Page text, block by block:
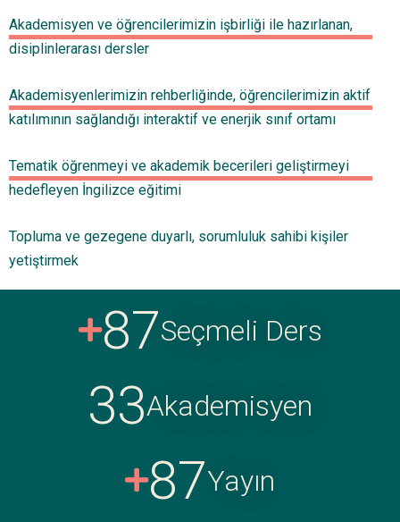
Akademisyen ve öğrencilerimizin işbirliği ile hazırlanan,
disiplinlerarası dersler
Akademisyenlerimizin rehberliğinde, öğrencilerimizin aktif
katılımının sağlandığı interaktif ve enerjik sınıf ortamı
Tematik öğrenmeyi ve akademik becerileri geliştirmeyi
hedefleyen İngilizce eğitimi
Topluma ve gezegene duyarlı, sorumluluk sahibi kişiler
yetiştirmek
90Seçmeli Ders
34Akademisyen
90Yayın